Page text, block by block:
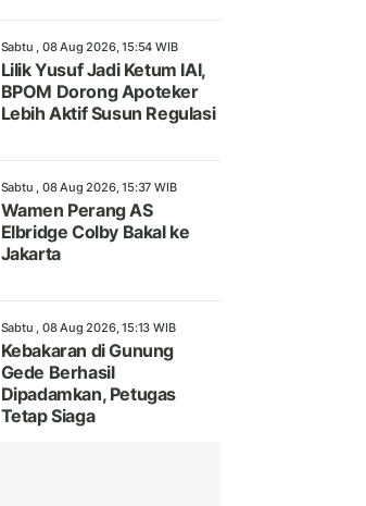
Sabtu , 08 Aug 2026, 15:54 WIB
Lilik Yusuf Jadi Ketum IAI,
BPOM Dorong Apoteker
Lebih Aktif Susun Regulasi
Sabtu , 08 Aug 2026, 15:37 WIB
Wamen Perang AS
Elbridge Colby Bakal ke
Jakarta
Sabtu , 08 Aug 2026, 15:13 WIB
Kebakaran di Gunung
Gede Berhasil
Dipadamkan, Petugas
Tetap Siaga